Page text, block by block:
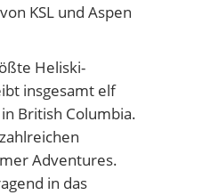
KSL und Aspen
Heliski-
insgesamt elf
British Columbia.
Adventures.
in das